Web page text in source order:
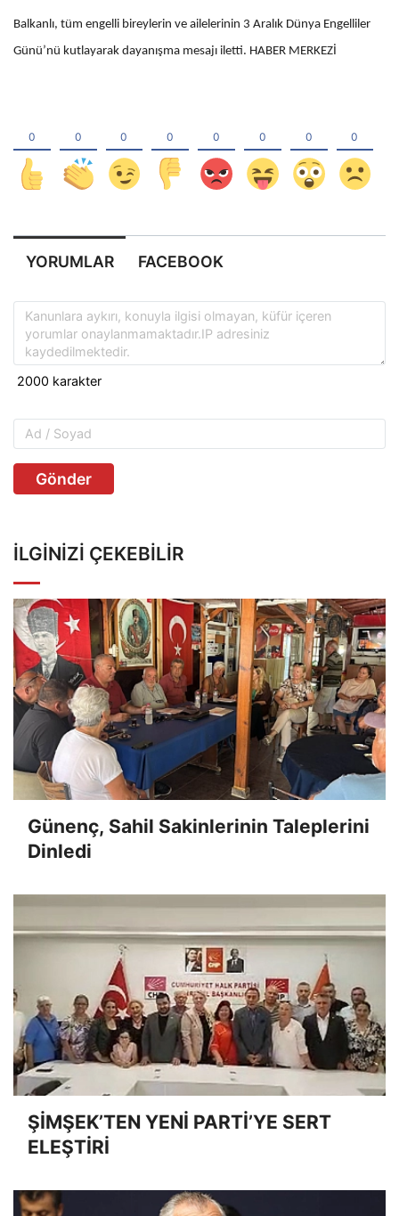
Balkanlı, tüm engelli bireylerin ve ailelerinin 3 Aralık Dünya Engelliler
Günü’nü kutlayarak dayanışma mesajı iletti. HABER MERKEZİ
YORUMLAR FACEBOOK
Gönder
İLGINIZI ÇEKEBILIR
Günenç, Sahil Sakinlerinin Taleplerini
Dinledi
ŞİMŞEK’TEN YENİ PARTİ’YE SERT
ELEŞTİRİ